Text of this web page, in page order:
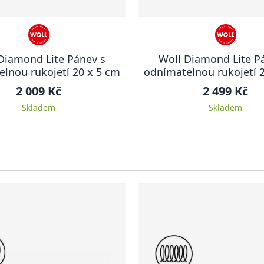
Lite Pánev s
rukojetí 20 x 5 cm
2 009 Kč
Skladem
Woll Diamond Lite
odnímatelnou rukojetí
2 499 Kč
Skladem